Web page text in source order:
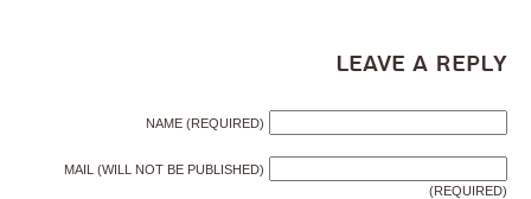
Leave a Reply
NAME (REQUIRED)
MAIL (WILL NOT BE PUBLISHED)
(REQUIRED)